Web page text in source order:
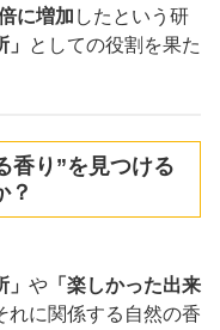
に増加 したという研
としての役割を果た
香り”を見つける
？
や 「楽しかった出来
れに関係する自然の香